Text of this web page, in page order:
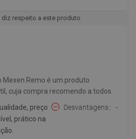
diz respeito a este produto
Mexen Remo é um produto
cuja compra recomendo a todos.
preço
prático na
Desvantagens: -